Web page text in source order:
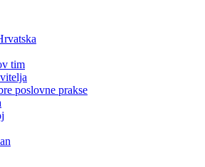
tim
poslovne prakse